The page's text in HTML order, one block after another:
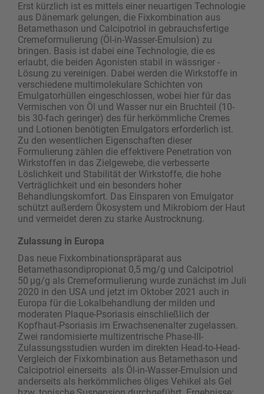
Erst kürzlich ist es mittels einer neuartigen Technologie
aus Dänemark gelungen, die Fixkombination aus
Betamethason und Calcipotriol in gebrauchsfertige
Cremeformulierung (Öl-in-Wasser-Emulsion) zu
bringen. Basis ist dabei eine Technologie, die es
erlaubt, die beiden Agonisten stabil in wässriger ­
Lösung zu vereinigen. Dabei werden die Wirkstoffe in
verschiedene multimolekulare Schichten von
Emulgatorhüllen eingeschlossen, wobei hier für das
Vermischen von Öl und Wasser nur ein Bruchteil (10-
bis 30-fach geringer) des für herkömmliche Cremes
und Lotionen benötigten Emulgators erforderlich ist.
Zu den wesentlichen Eigenschaften dieser
Formulierung zählen die effektivere Penetration von
Wirkstoffen in das Zielgewebe, die verbesserte
Löslichkeit und Stabilität der Wirkstoffe, die hohe
Verträglichkeit und ein besonders hoher
Behandlungskomfort. Das Einsparen von Emulgator
schützt außerdem Ökosystem und Mikrobiom der Haut
und vermeidet deren zu starke Austrocknung.
Zulassung in Europa
Das neue Fixkombinationspräparat aus
Betamethasondipropionat 0,5 mg/g und Calcipotriol
50 µg/g als Cremeformulierung wurde zunächst im Juli
2020 in den USA und jetzt im Oktober 2021 auch in
Europa für die Lokalbehandlung der milden und
moderaten Plaque-Psoriasis einschließlich der
Kopfhaut-Psoriasis im Erwachsenenalter zugelassen.
Zwei randomisierte multizentrische Phase-III-
Zulassungsstudien wurden im direkten Head-to-Head-
Vergleich der Fixkombination aus Betamethason und
Calcipotriol einerseits als Öl-in-Wasser-Emulsion und
anderseits als herkömmliches öliges Vehikel als Gel